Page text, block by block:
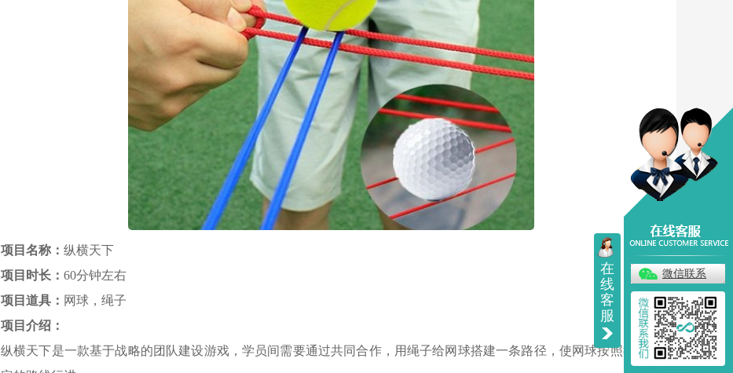
项目名称： 纵横天下
项目时长： 60分钟左右
项目道具： 网球，绳子
项目介绍：
纵横天下是一款基于战略的团队建设游戏，学员间需要通过共同合作，用绳子给网球搭建一条路径，使网球按照教练制
在
线
客
服
微信联系